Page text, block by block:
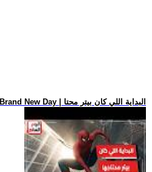
.. فيلم Spider-Man: Brand New Day | البداية اللي كان بيتر محتا